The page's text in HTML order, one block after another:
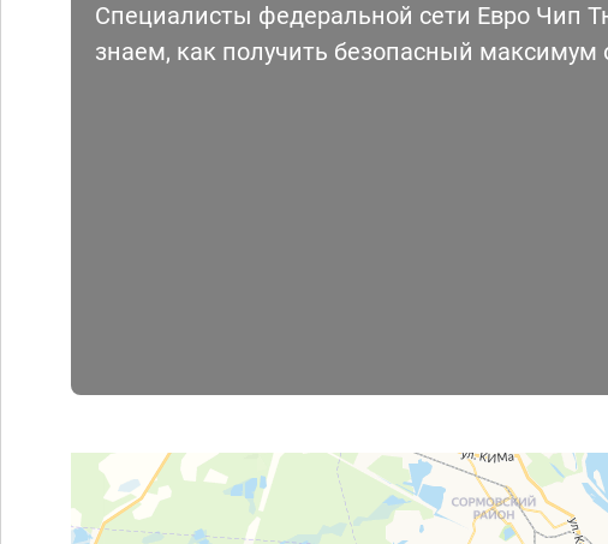
Специалисты федеральной сети Евро Чип
знаем, как получить безопасный